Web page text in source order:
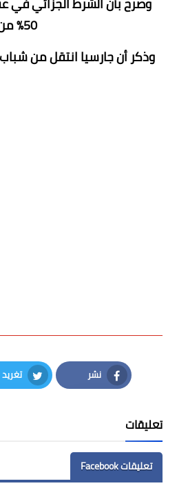
50% من قيمة إعادة البيع وبالتالي يستطيع شرائه مقابل 5 ملايين فقط .
نشر
Facebook
تغريد
Twitter
تعليقات
تعليقات Facebook